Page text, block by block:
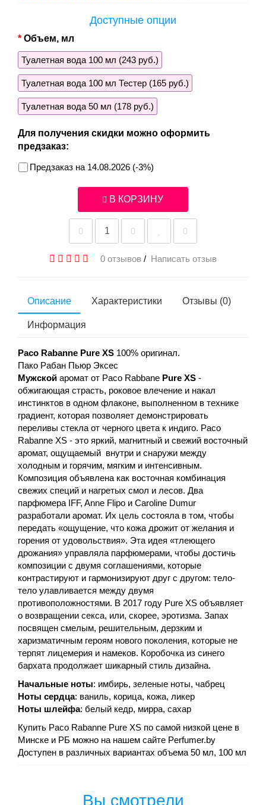
Доступные опции
Объем, мл
Туалетная вода 100 мл (243 руб.)
Туалетная вода 100 мл Тестер (165 руб.)
Туалетная вода 50 мл (178 руб.)
Для получения скидки можно оформить
предзаказ:
Предзаказ на 14.08.2026 (-3%)
В КОРЗИНУ
0 отзывов / Написать отзыв
Описание Характеристики Отзывы (0)
Информация
Paco Rabanne Pure XS 100% оригинал.
Пако Рабан Пьюр Эксес
Мужской аромат от Paco Rabbane Pure XS -
обжигающая страсть, роковое влечение и накал
инстинктов в одном флаконе, выполненном в технике
градиент, которая позволяет демонстрировать
переливы стекла от черного цвета к индиго. Paco
Rabanne XS - это яркий, магнитный и свежий восточный
аромат, ощущаемый внутри и снаружи между
холодным и горячим, мягким и интенсивным.
Композиция объявлена ​​как восточная комбинация
свежих специй и нагретых смол и лесов. Два
парфюмера IFF, Anne Flipo и Caroline Dumur
разработали аромат. Их цель состояла в том, чтобы
передать «ощущение, что кожа дрожит от желания и
горения от удовольствия». Эта идея «тлеющего
дрожания» управляла парфюмерами, чтобы достичь
композиции с двумя соглашениями, которые
контрастируют и гармонизируют друг с другом: тело-
тело улавливается между двумя
противоположностями. В 2017 году Pure XS объявляет
о возвращении секса, или, скорее, эротизма. Запах
посвящен смелым, решительным, дерзким и
харизматичным героям нового поколения, которые не
терпят лицемерия и намеков. Коробочка из синего
бархата продолжает шикарный стиль дизайна.
Начальные ноты: имбирь, зеленые ноты, чабрец
Ноты сердца: ваниль, корица, кожа, ликер
Ноты шлейфа: белый кедр, мирра, сахар
Купить Paco Rabanne Pure XS по самой низкой цене в
Минске и РБ можно на нашем сайте Perfumer.by
Доступен в различных вариантах объема 50 мл, 100 мл
Вы смотрели